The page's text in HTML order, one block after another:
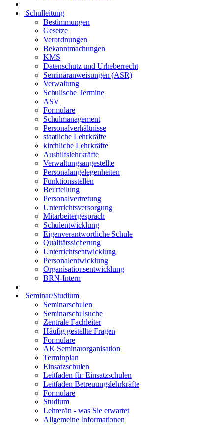
Schulleitung
Bestimmungen
Gesetze
Verordnungen
Bekanntmachungen
KMS
Datenschutz und Urheberrecht
Seminaranweisungen (ASR)
Verwaltung
Schulische Termine
ASV
Formulare
Schulmanagement
Personalverhältnisse
staatliche Lehrkräfte
kirchliche Lehrkräfte
Aushilfslehrkräfte
Verwaltungsangestellte
Personalangelegenheiten
Funktionsstellen
Beurteilung
Personalvertretung
Unterrichtsversorgung
Mitarbeitergespräch
Schulentwicklung
Eigenverantwortliche Schule
Qualitätssicherung
Unterrichtsentwicklung
Personalentwicklung
Organisationsentwicklung
BRN-Intern
Seminar/Studium
Seminarschulen
Seminarschulsuche
Zentrale Fachleiter
Häufig gestellte Fragen
Formulare
AK Seminarorganisation
Terminplan
Einsatzschulen
Leitfaden für Einsatzschulen
Leitfaden Betreuungslehrkräfte
Formulare
Studium
Lehrer/in - was Sie erwartet
Allgemeine Informationen